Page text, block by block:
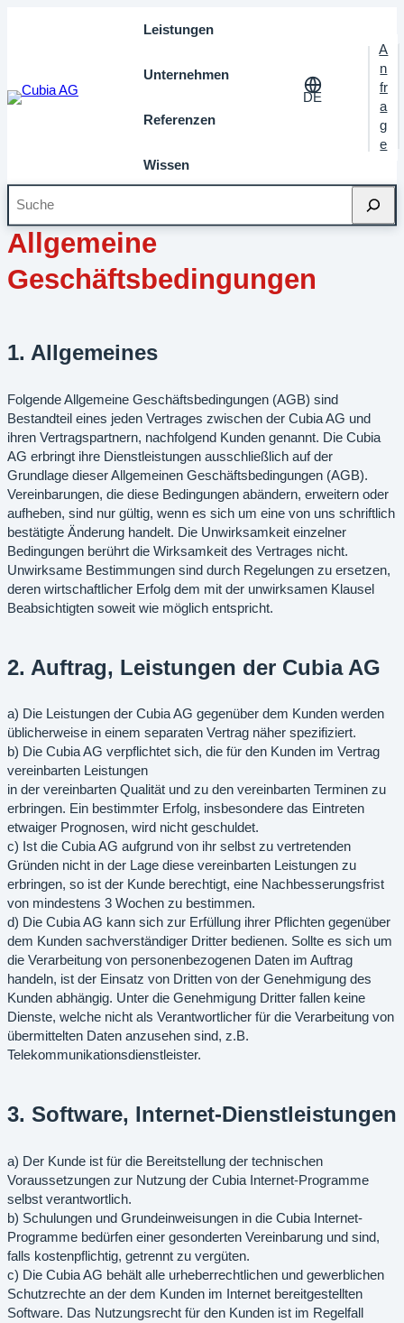
Leistungen
Unternehmen
Referenzen
Wissen
DE
A
n
fr
a
g
e
Startseite
Allgemeine
Geschäftsbedingungen
1. Allgemeines
Folgende Allgemeine Geschäftsbedingungen (AGB) sind
Bestandteil eines jeden Vertrages zwischen der Cubia AG und
ihren Vertragspartnern, nachfolgend Kunden genannt. Die Cubia
AG erbringt ihre Dienstleistungen ausschließlich auf der
Grundlage dieser Allgemeinen Geschäftsbedingungen (AGB).
Vereinbarungen, die diese Bedingungen abändern, erweitern oder
aufheben, sind nur gültig, wenn es sich um eine von uns schriftlich
bestätigte Änderung handelt. Die Unwirksamkeit einzelner
Bedingungen berührt die Wirksamkeit des Vertrages nicht.
Unwirksame Bestimmungen sind durch Regelungen zu ersetzen,
deren wirtschaftlicher Erfolg dem mit der unwirksamen Klausel
Beabsichtigten soweit wie möglich entspricht.
2. Auftrag, Leistungen der Cubia AG
a) Die Leistungen der Cubia AG gegenüber dem Kunden werden
üblicherweise in einem separaten Vertrag näher spezifiziert.
b) Die Cubia AG verpflichtet sich, die für den Kunden im Vertrag
vereinbarten Leistungen
in der vereinbarten Qualität und zu den vereinbarten Terminen zu
erbringen. Ein bestimmter Erfolg, insbesondere das Eintreten
etwaiger Prognosen, wird nicht geschuldet.
c) Ist die Cubia AG aufgrund von ihr selbst zu vertretenden
Gründen nicht in der Lage diese vereinbarten Leistungen zu
erbringen, so ist der Kunde berechtigt, eine Nachbesserungsfrist
von mindestens 3 Wochen zu bestimmen.
d) Die Cubia AG kann sich zur Erfüllung ihrer Pflichten gegenüber
dem Kunden sachverständiger Dritter bedienen. Sollte es sich um
die Verarbeitung von personenbezogenen Daten im Auftrag
handeln, ist der Einsatz von Dritten von der Genehmigung des
Kunden abhängig. Unter die Genehmigung Dritter fallen keine
Dienste, welche nicht als Verantwortlicher für die Verarbeitung von
übermittelten Daten anzusehen sind, z.B.
Telekommunikationsdienstleister.
3. Software, Internet-Dienstleistungen
a) Der Kunde ist für die Bereitstellung der technischen
Voraussetzungen zur Nutzung der Cubia Internet-Programme
selbst verantwortlich.
b) Schulungen und Grundeinweisungen in die Cubia Internet-
Programme bedürfen einer gesonderten Vereinbarung und sind,
falls kostenpflichtig, getrennt zu vergüten.
c) Die Cubia AG behält alle urheberrechtlichen und gewerblichen
Schutzrechte an der dem Kunden im Internet bereitgestellten
Software. Das Nutzungsrecht für den Kunden ist im Regelfall